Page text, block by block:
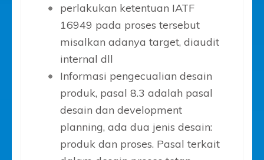
perlakukan ketentuan IATF
16949 pada proses tersebut
misalkan adanya target, diaudit
internal dll
Informasi pengecualian desain
produk, pasal 8.3 adalah pasal
desain dan development
planning, ada dua jenis desain:
produk dan proses. Pasal terkait